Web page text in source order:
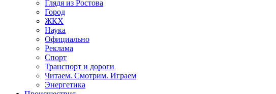
Глядя из Ростова
Город
ЖКХ
Наука
Официально
Реклама
Спорт
Транспорт и дороги
Читаем. Смотрим. Играем
Энергетика